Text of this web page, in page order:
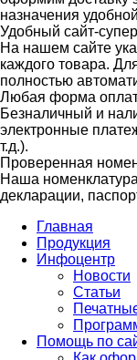
назначения
Удобный сайт-
На нашем сайте
каждого товара.
полностью
Любая форма
Безналичный и
электронные
т.д.).
Проверенная
Наша
декларации,
Главная
Продукция
Инфоцентр
Новости
Статьи
Помощь по